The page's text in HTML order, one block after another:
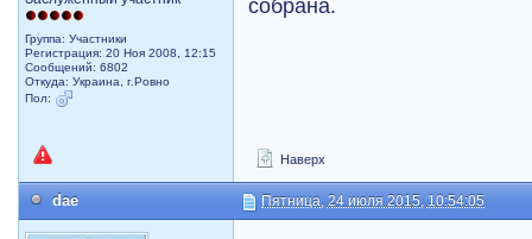
Группа: Участники
Регистрация: 20 Ноя 2008, 12:15
Сообщений: 6802
Откуда: Украина, г.Ровно
Пол:
собрана.
Наверх
dae Пятница, 24 июля 2015, 10:54:05